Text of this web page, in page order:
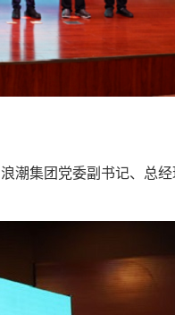
潮集团党委副书记、总